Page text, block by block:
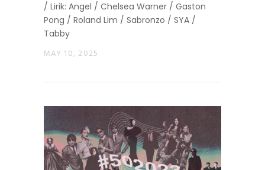
/ Lirik: Angel / Chelsea Warner / Gaston
Pong / Roland Lim / Sabronzo / SYA /
Tabby
MAY 10, 2025